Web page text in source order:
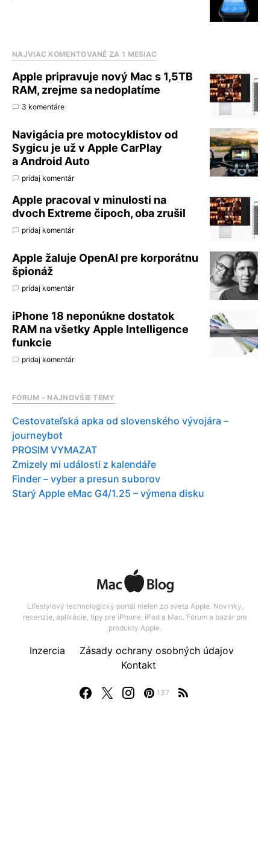
NAJVIAC KOMENTOVANÉ ZA 1 MESIAC
Apple pripravuje nový Mac s 1,5TB
RAM, zrejme sa nedoplatíme
3 komentáre
Navigácia pre motocyklistov od
Sygicu je už v Apple CarPlay
a Android Auto
pridaj komentár
Apple pracoval v minulosti na
dvoch Extreme čipoch, oba zrušil
pridaj komentár
Apple žaluje OpenAI pre korporátnu
špionáž
pridaj komentár
iPhone 18 neponúkne dostatok
RAM na všetky Apple Intelligence
funkcie
pridaj komentár
FÓRUM – NAJNOVŠIE TÉMY
Cestovateľská apka od slovenského vývojára –
journeybot
PROSIM VYMAZAT
Zmizely mi události z kalendáře
Finder – vyber a presun suborov
Starý Apple eMac G4/1.25 – výmena disku
Lifestylový technologický portál nielen zo sveta Apple. Novinky,
recenzie, aplikácie, tipy pre iPhone, iPad a Mac. Fórum a bazár pre
produkty Apple.
137
Inzercia
Zásady ochrany osobných údajov
Kontakt